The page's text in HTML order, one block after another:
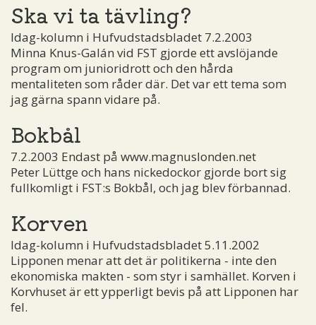
Ska vi ta tävling?
Idag-kolumn i Hufvudstadsbladet 7.2.2003
Minna Knus-Galán vid FST gjorde ett avslöjande
program om junioridrott och den hårda
mentaliteten som råder där. Det var ett tema som
jag gärna spann vidare på.
Bokbål
7.2.2003 Endast på www.magnuslonden.net
Peter Lüttge och hans nickedockor gjorde bort sig
fullkomligt i FST:s Bokbål, och jag blev förbannad.
Korven
Idag-kolumn i Hufvudstadsbladet 5.11.2002
Lipponen menar att det är politikerna - inte den
ekonomiska makten - som styr i samhället. Korven i
Korvhuset är ett ypperligt bevis på att Lipponen har
fel.